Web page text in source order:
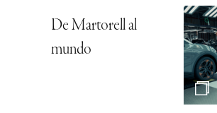
De Martorell al
mundo